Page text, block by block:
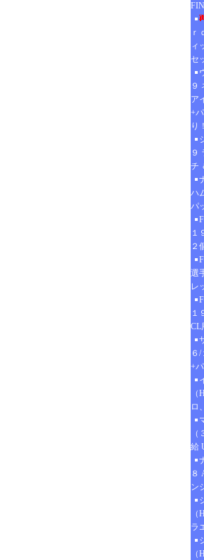
ｒ
ィ
セ
９
ア
+
り！
９
チ
ハ
パ
１
２
選
レ
１
CL
６
+
ロ
給
８
ン
ラ